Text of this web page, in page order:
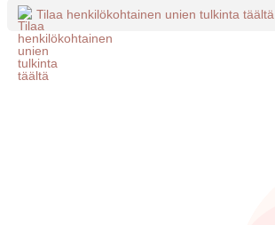
Tilaa henkilökohtainen unien tulkinta täältä